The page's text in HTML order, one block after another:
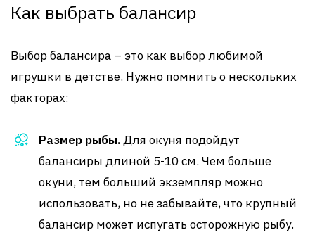
Как выбрать балансир
Выбор балансира – это как выбор любимой
игрушки в детстве. Нужно помнить о нескольких
факторах:
Размер рыбы.Для окуня подойдут
балансиры длиной 5-10 см. Чем больше
окуни, тем больший экземпляр можно
использовать, но не забывайте, что крупный
балансир может испугать осторожную рыбу.